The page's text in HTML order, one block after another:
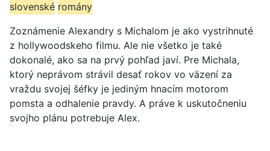
slovenské romány
Zoznámenie Alexandry s Michalom je ako vystrihnuté
z hollywoodskeho filmu. Ale nie všetko je také
dokonalé, ako sa na prvý pohľad javí. Pre Michala,
ktorý neprávom strávil desať rokov vo väzení za
vraždu svojej šéfky je jediným hnacím motorom
pomsta a odhalenie pravdy. A práve k uskutočneniu
svojho plánu potrebuje Alex.